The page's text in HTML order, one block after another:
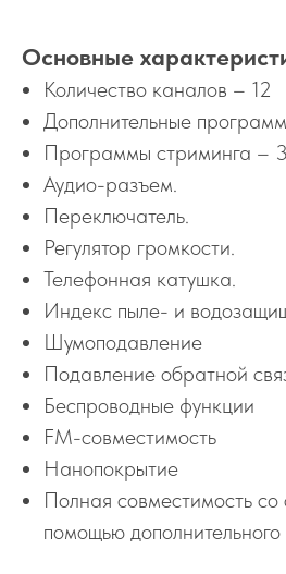
Основные
Количество каналов – 12
Дополнительные
Программы стриминга – 3.
Аудио-разъем.
Переключатель.
Регулятор громкости.
Телефонная катушка.
Индекс пыле- и
Шумоподавление
Подавление обратной
Беспроводные функции
FM-совместимость
Нанопокрытие
Полная совместимость
помощью дополнительного